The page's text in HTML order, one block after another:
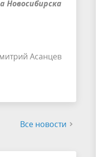
Новосибирска
Асанцев
Все новости